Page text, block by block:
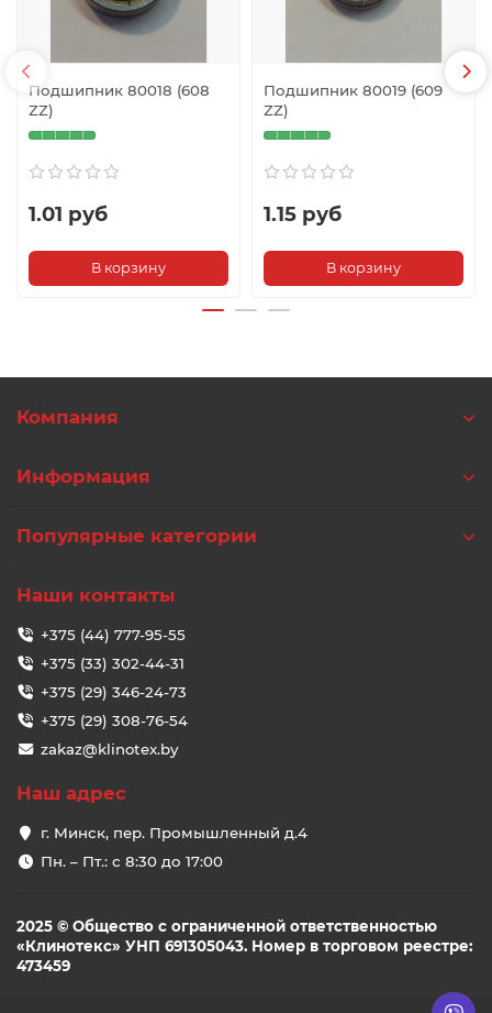
Подшипник 80018 (608
ZZ)
1.01 руб
В корзину
Подшипник 80019 (609
ZZ)
1.15 руб
В корзину
Компания
Информация
Популярные категории
Наши контакты
+375 (44) 777-95-55
+375 (33) 302-44-31
+375 (29) 346-24-73
+375 (29) 308-76-54
zakaz@klinotex.by
Наш адрес
г. Минск, пер. Промышленный д.4
Пн. – Пт.: с 8:30 до 17:00
2025 © Общество с ограниченной ответственностью
«Клинотекс» УНП 691305043. Номер в торговом реестре:
473459